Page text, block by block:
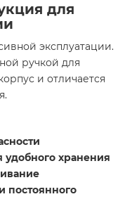
для
эксплуатации.
ручкой для
и отличается
хранения
постоянного